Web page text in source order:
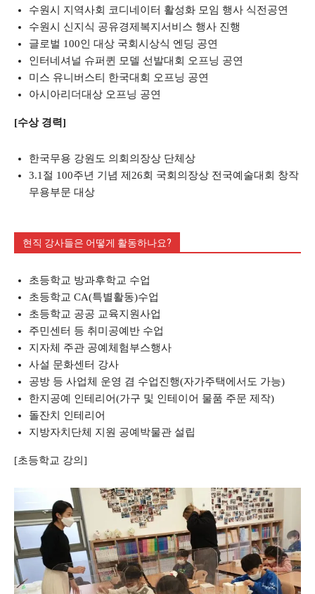
수원시 지역사회 코디네이터 활성화 모임 행사 식전공연
수원시 신지식 공유경제복지서비스 행사 진행
글로벌 100인 대상 국회시상식 엔딩 공연
인터네셔널 슈퍼퀸 모델 선발대회 오프닝 공연
미스 유니버스티 한국대회 오프닝 공연
아시아리더대상 오프닝 공연
[수상 경력]
한국무용 강원도 의회의장상 단체상
3.1절 100주년 기념 제26회 국회의장상 전국예술대회 창작
무용부문 대상
현직 강사들은 어떻게 활동하나요?
초등학교 방과후학교 수업
초등학교 CA(특별활동)수업
초등학교 공공 교육지원사업
주민센터 등 취미공예반 수업
지자체 주관 공예체험부스행사
사설 문화센터 강사
공방 등 사업체 운영 겸 수업진행(자가주택에서도 가능)
한지공예 인테리어(가구 및 인테이어 물품 주문 제작)
돌잔치 인테리어
지방자치단체 지원 공예박물관 설립
[초등학교 강의]